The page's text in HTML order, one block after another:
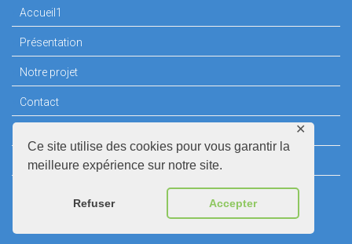
Ce site utilise des cookies pour vous garantir la
meilleure expérience sur notre site.
Refuser Accepter
✕
Accueil1
Présentation
Notre projet
Contact
Mentions légales